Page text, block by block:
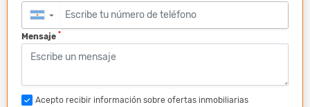
▼
Mensaje *
Acepto recibir información sobre ofertas inmobiliarias